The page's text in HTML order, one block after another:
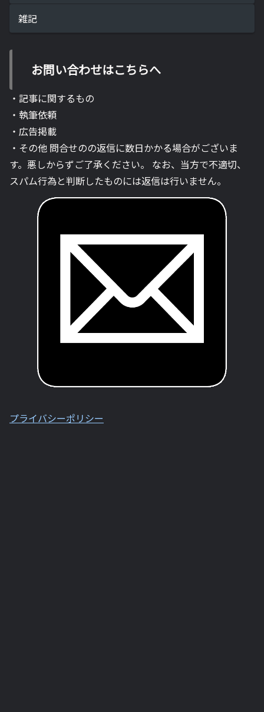
雑記
お問い合わせはこちらへ
・記事に関するもの
・執筆依頼
・広告掲載
・その他 問合せのの返信に数日かかる場合がございま
す。悪しからずご了承ください。 なお、当方で不適切、
スパム行為と判断したものには返信は行いません。
プライバシーポリシー